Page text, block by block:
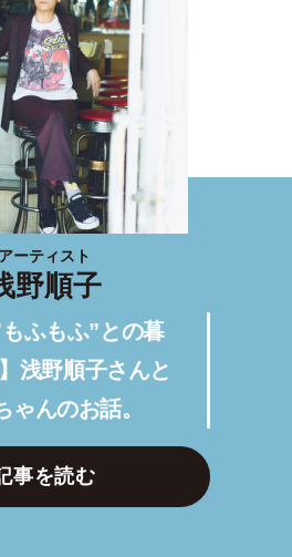
アーティスト
野順子
もふもふ”との暮
浅野順子さんと
ゃんのお話。
事を読む